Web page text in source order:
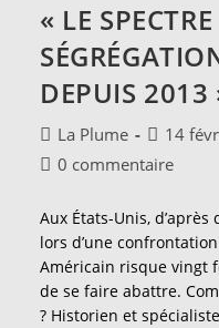
« LE
DEPUIS 2013
Auteur/autrice
de
La Plume
publiée :
14
Commentaires
la
publication :
0 commentaire
Aux États-Unis,
lors d’une
Américain risque vingt
de se faire abattre.
? Historien et